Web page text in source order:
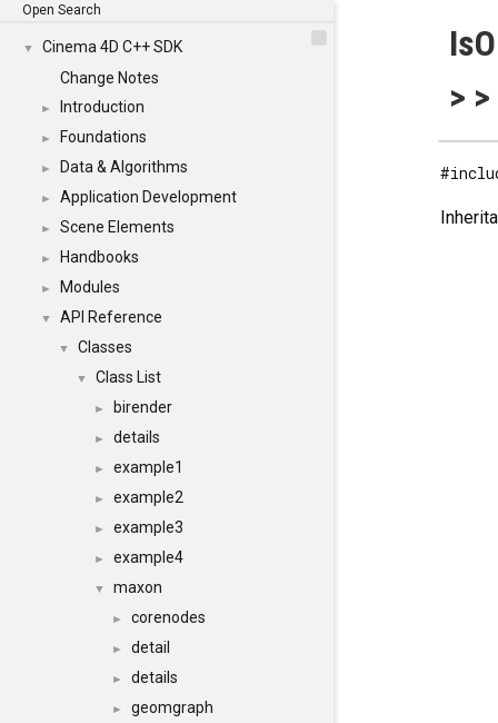
Open Search
▼
Cinema 4D C++ SDK
Change Notes
► Introduction
► Foundations
► Data & Algorithms
► Application Development
► Scene Elements
► Handbooks
► Modules
▼ API Reference
▼ Classes
▼ Class List
► birender
► details
► example1
► example2
► example3
► example4
▼ maxon
► corenodes
► detail
► details
► geomgraph
>